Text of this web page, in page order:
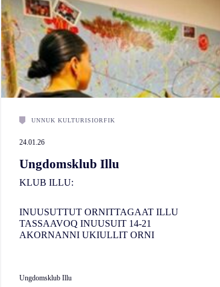
UNNUK KULTURISIORFIK
24.01.26
Ungdomsklub Illu
KLUB ILLU:
INUUSUTTUT ORNITTAGAAT ILLU
TASSAAVOQ INUUSUIT 14-21
AKORNANNI UKIULLIT ORNI
Ungdomsklub Illu